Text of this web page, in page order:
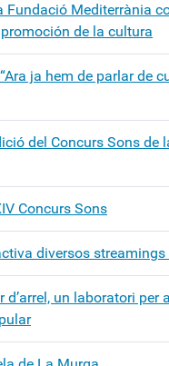
Fundació Mediterrània
de la cultura
ja hem de parlar de
del Concurs Sons de
Concurs Sons
diversos
d’arrel, un laboratori per